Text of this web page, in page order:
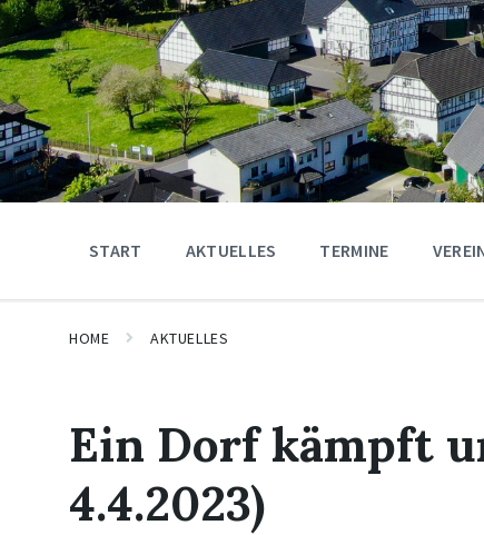
START AKTUELLES TERMINE
HOME AKTUELLES
Ein Dorf kämpft
4.4.2023)